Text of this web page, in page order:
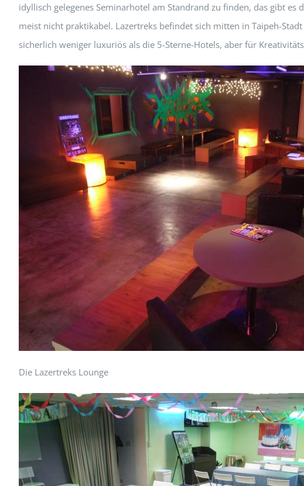
idyllisch gelegenes Seminarhotel am Standrand zu finden, das gibt
meist nicht praktikabel. Lazertreks befindet sich mitten in Taipeh-
sicherlich weniger luxuriös als die 5-Sterne-Hotels, aber für
Die Lazertreks Lounge